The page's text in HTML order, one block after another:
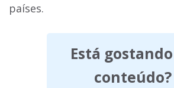
países.
Está
conteúdo?